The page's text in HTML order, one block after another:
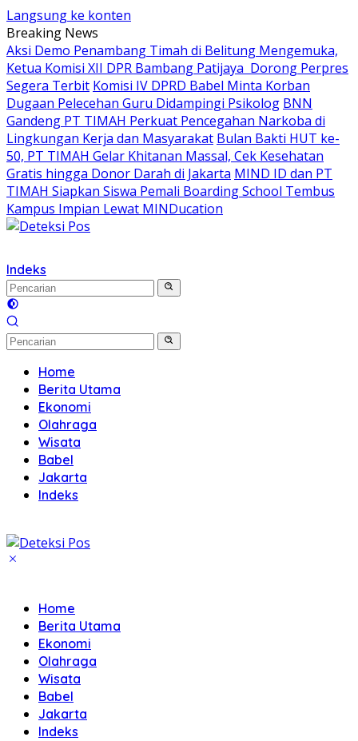
Langsung ke konten
Breaking News
Aksi Demo Penambang Timah di Belitung Mengemuka,
Ketua Komisi XII DPR Bambang Patijaya Dorong Perpres
Segera Terbit Komisi IV DPRD Babel Minta Korban
Dugaan Pelecehan Guru Didampingi Psikolog BNN
Gandeng PT TIMAH Perkuat Pencegahan Narkoba di
Lingkungan Kerja dan Masyarakat Bulan Bakti HUT ke-
50, PT TIMAH Gelar Khitanan Massal, Cek Kesehatan
Gratis hingga Donor Darah di Jakarta MIND ID dan PT
TIMAH Siapkan Siswa Pemali Boarding School Tembus
Kampus Impian Lewat MINDucation
Indeks
Home
Berita Utama
Ekonomi
Olahraga
Wisata
Babel
Jakarta
Indeks
Home
Berita Utama
Ekonomi
Olahraga
Wisata
Babel
Jakarta
Indeks